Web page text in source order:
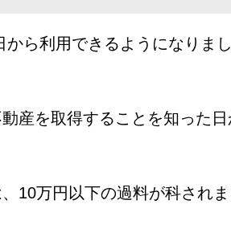
ら利用できるようになりま
産を取得することを知った日
10万円以下の過料が科されま